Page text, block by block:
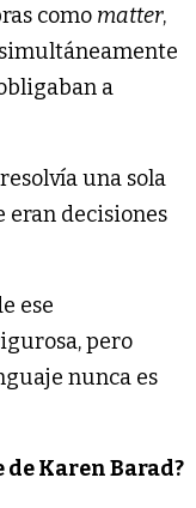
como matter,
a
una sola
eran decisiones
ese
pero
nunca es
Karen Barad?